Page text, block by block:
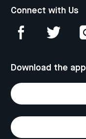
Connect with Us
Download the app